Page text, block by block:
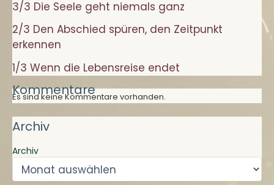
3/3 Die Seele geht niemals ganz
2/3 Den Abschied spüren, den Zeitpunkt
erkennen
1/3 Wenn die Lebensreise endet
Kommentare
Es sind keine Kommentare vorhanden.
Archiv
Archiv